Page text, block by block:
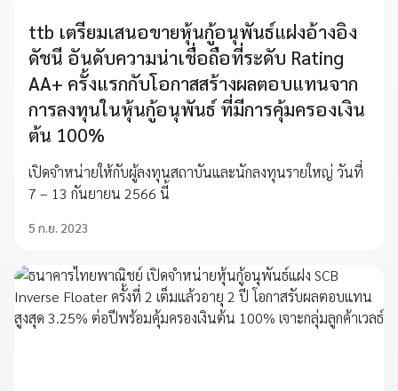
ttb เตรียมเสนอขายหุ้นกู้อนุพันธ์แฝงอ้างอิง
ดัชนี อันดับความน่าเชื่อถือที่ระดับ Rating
AA+ ครั้งแรกกับโอกาสสร้างผลตอบแทนจาก
การลงทุนในหุ้นกู้อนุพันธ์ ที่มีการคุ้มครองเงิน
ต้น 100%
เปิดจำหน่ายให้กับผู้ลงทุนสถาบันและนักลงทุนรายใหญ่ วันที่
7 – 13 กันยายน 2566 นี้
5 ก.ย. 2023